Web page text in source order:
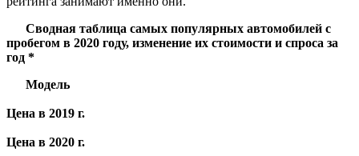
Сводная таблица самых популярных автомобилей с
пробегом в 2020 году, изменение их стоимости и спроса за
год *
Модель
Цена в 2019 г.
Цена в 2020 г.